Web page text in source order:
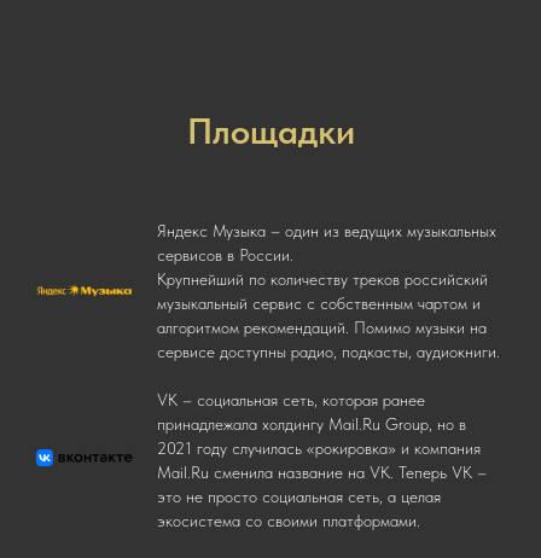
Площадки
Яндекс Музыка – один из ведущих музыкальных
сервисов в России.
Крупнейший по количеству треков российский
музыкальный сервис с собственным чартом и
алгоритмом рекомендаций. Помимо музыки на
сервисе доступны радио, подкасты, аудиокниги.
VK – социальная сеть, которая ранее
принадлежала холдингу Mail.Ru Group, но в
2021 году случилась «рокировка» и компания
Mail.Ru сменила название на VK. Теперь VK –
это не просто социальная сеть, а целая
экосистема со своими платформами.